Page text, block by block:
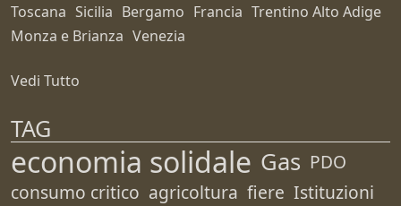
Toscana Sicilia Bergamo Francia Trentino Alto Adige
Monza e Brianza Venezia
Vedi Tutto
TAG
economia solidale Gas PDO
consumo critico agricoltura fiere Istituzioni